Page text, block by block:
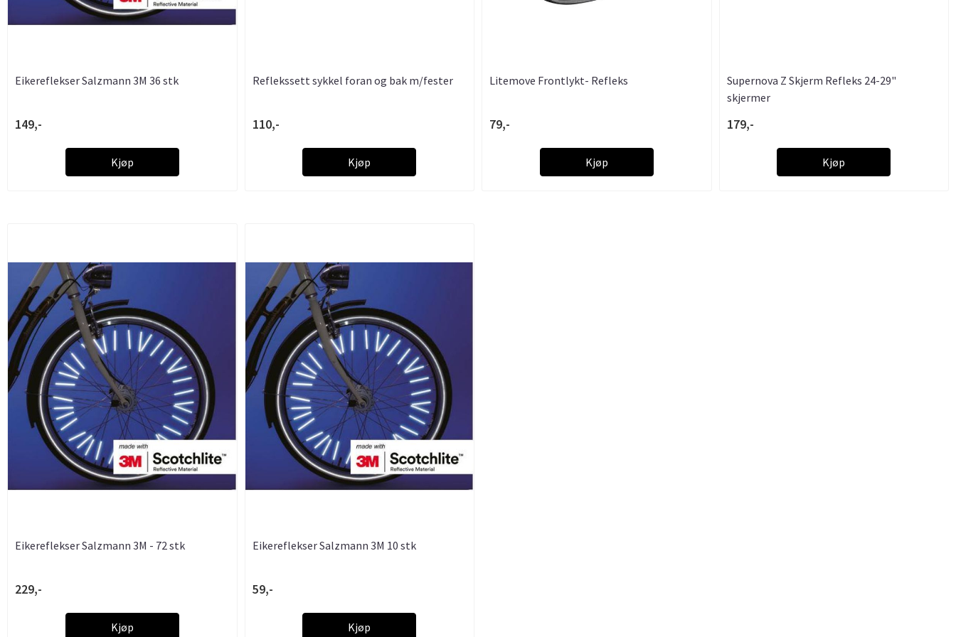
Eikereflekser Salzmann 3M 36 stk
149,-
Kjøp
Reflekssett sykkel foran og bak m/fester
110,-
Kjøp
Litemove Frontlykt- Refleks
79,-
Kjøp
Supernova Z Skjerm Refleks 24-29"
skjermer
179,-
Kjøp
Eikereflekser Salzmann 3M - 72 stk
229,-
Kjøp
Eikereflekser Salzmann 3M 10 stk
59,-
Kjøp